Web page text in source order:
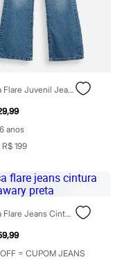
Calça Flare Juvenil Jeans Azul
anos
199
Calça Flare Jeans Cintura Alta Sawary Preta
= CUPOM JEANS